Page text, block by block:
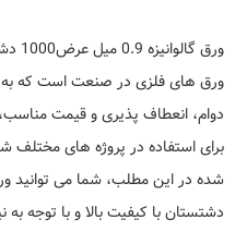
ورق
ورق های فلزی در صنعت است که به
دوام، انعطاف پذیری و قیمت
برای استفاده در پروژه های مختلف
دشتستان با کیفیت بالا و با توجه به